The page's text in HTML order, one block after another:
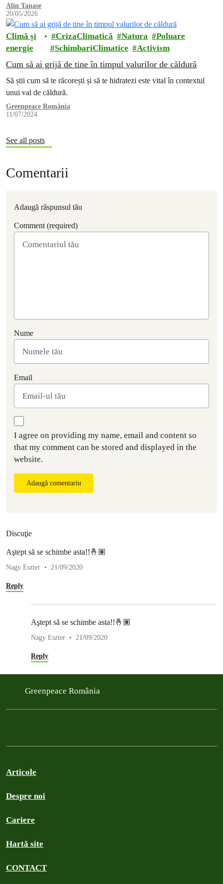
Alin Tanase
20/05/2026
Climă și
energie
CrizaClimatică Natura
Poluare
SchimbariClimatice
Activism
Cum să ai grijă de tine în timpul valurilor de căldură
Să știi cum să te răcorești și să te hidratezi este vital în contextul
unui val de căldură.
Greenpeace România
11/07/2024
See all posts
Comentarii
Adaugă răspunsul tău
Comment (required)
Nume
Email
I agree on providing my name, email and content so
that my comment can be stored and displayed in the
website.
Adaugă comentariu
Discuţie
Aştept să se schimbe asta!!🤞🏽
Nagy Eszter 21/09/2020
Reply
Aştept să se schimbe asta!!🤞🏽
Nagy Eszter 21/09/2020
Reply
Greenpeace România
Articole
Despre noi
Cariere
Hartă site
CONTACT